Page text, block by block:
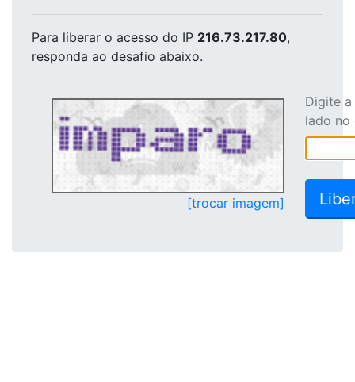
Para liberar o acesso do IP 216.73.217.80,
responda ao desafio abaixo.
[trocar imagem]
Digite
lado no